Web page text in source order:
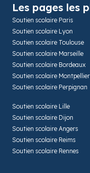
Les pages les
Soutien scolaire Paris
Soutien scolaire Lyon
Soutien scolaire Toulouse
Soutien scolaire Marseille
Soutien scolaire Bordeaux
Soutien scolaire Montpellier
Soutien scolaire Perpignan
Soutien scolaire Lille
Soutien scolaire Dijon
Soutien scolaire Angers
Soutien scolaire Reims
Soutien scolaire Rennes